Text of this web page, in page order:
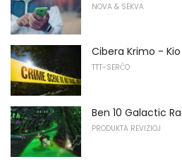
NOVA & SEKVA
Cibera Krimo - Kio
TTT-SERĈO
Ben 10 Galactic
PRODUKTA REVIZIOJ